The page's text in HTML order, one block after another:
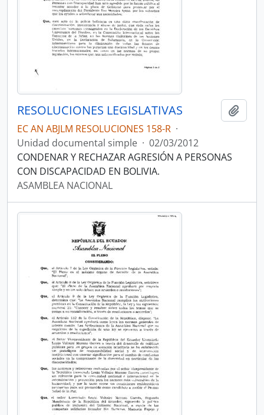
RESOLUCIONES LEGISLATIVAS
EC AN ABJLM RESOLUCIONES 158-R ·
Unidad documental simple · 02/03/2012
CONDENAR Y RECHAZAR AGRESIÓN A PERSONAS
CON DISCAPACIDAD EN BOLIVIA.
ASAMBLEA NACIONAL